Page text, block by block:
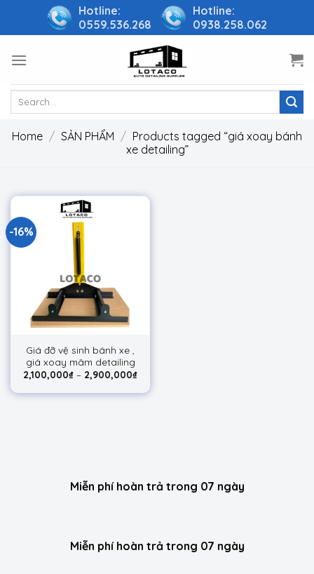
Hotline:
0559.536.268
Hotline:
0938.258.062
Home / SẢN PHẨM / Products tagged “giá xoay bánh
xe detailing”
-16%
Giá đỡ vệ sinh bánh xe ,
giá xoay mâm detailing
2,100,000₫ – 2,900,000₫
Miễn phí hoàn trả trong 07 ngày
Miễn phí hoàn trả trong 07 ngày